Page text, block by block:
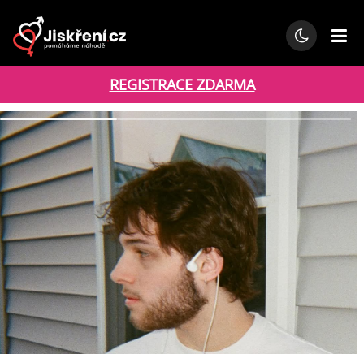
REGISTRACE ZDARMA